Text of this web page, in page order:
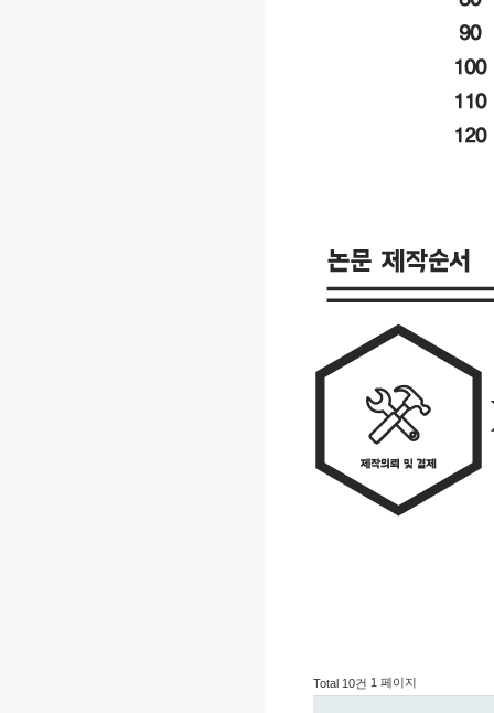
Total 10건 1 페이지